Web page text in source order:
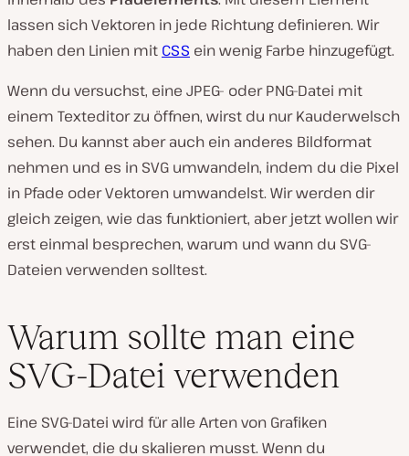
lassen sich Vektoren in jede Richtung definieren. Wir
haben den Linien mit CSS ein wenig Farbe hinzugefügt.
Wenn du versuchst, eine JPEG- oder PNG-Datei mit
einem Texteditor zu öffnen, wirst du nur Kauderwelsch
sehen. Du kannst aber auch ein anderes Bildformat
nehmen und es in SVG umwandeln, indem du die Pixel
in Pfade oder Vektoren umwandelst. Wir werden dir
gleich zeigen, wie das funktioniert, aber jetzt wollen wir
erst einmal besprechen, warum und wann du SVG-
Dateien verwenden solltest.
Warum sollte man eine
SVG-Datei verwenden
Eine SVG-Datei wird für alle Arten von Grafiken
verwendet, die du skalieren musst. Wenn du